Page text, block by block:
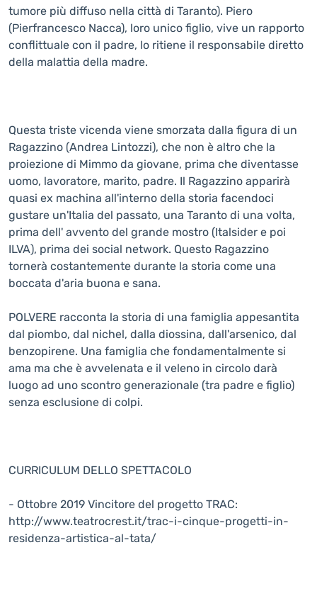
tumore più diffuso nella città di Taranto). Piero
(Pierfrancesco Nacca), loro unico figlio, vive un rapporto
conflittuale con il padre, lo ritiene il responsabile diretto
della malattia della madre.
Questa triste vicenda viene smorzata dalla figura di un
Ragazzino (Andrea Lintozzi), che non è altro che la
proiezione di Mimmo da giovane, prima che diventasse
uomo, lavoratore, marito, padre. Il Ragazzino apparirà
quasi ex machina all'interno della storia facendoci
gustare un'Italia del passato, una Taranto di una volta,
prima dell' avvento del grande mostro (Italsider e poi
ILVA), prima dei social network. Questo Ragazzino
tornerà costantemente durante la storia come una
boccata d'aria buona e sana.
POLVERE racconta la storia di una famiglia appesantita
dal piombo, dal nichel, dalla diossina, dall'arsenico, dal
benzopirene. Una famiglia che fondamentalmente si
ama ma che è avvelenata e il veleno in circolo darà
luogo ad uno scontro generazionale (tra padre e figlio)
senza esclusione di colpi.
CURRICULUM DELLO SPETTACOLO
- Ottobre 2019 Vincitore del progetto TRAC:
http://www.teatrocrest.it/trac-i-cinque-progetti-in-
residenza-artistica-al-tata/